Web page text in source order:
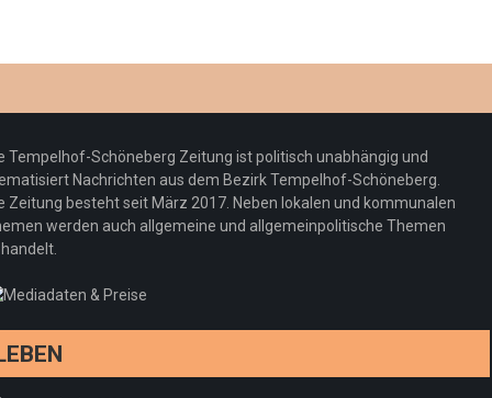
Redaktion 23. Juli 2026
Pepe Jeans London mit Summer Sale und
neuer Kollektion
Redaktion 19. Juli 2026
Woher kommt der Honig? – Neue EU-
Regeln gelten 14. Juni
drei neue Specials zur Fußball-WM
Tempelhof-Schöneberg Zeitung ist politisch unabhängig und
Nachrichten aus dem Bezirk Tempelhof-Schöneberg.
Zeitung besteht seit März 2017. Neben lokalen und kommunalen
werden auch allgemeine und allgemeinpolitische Themen